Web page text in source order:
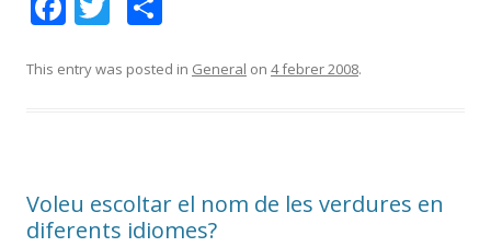
e
k
itt m
ix
This entry was posted in General on 4 febrer 2008.
Voleu escoltar el nom de les verdures en
diferents idiomes?